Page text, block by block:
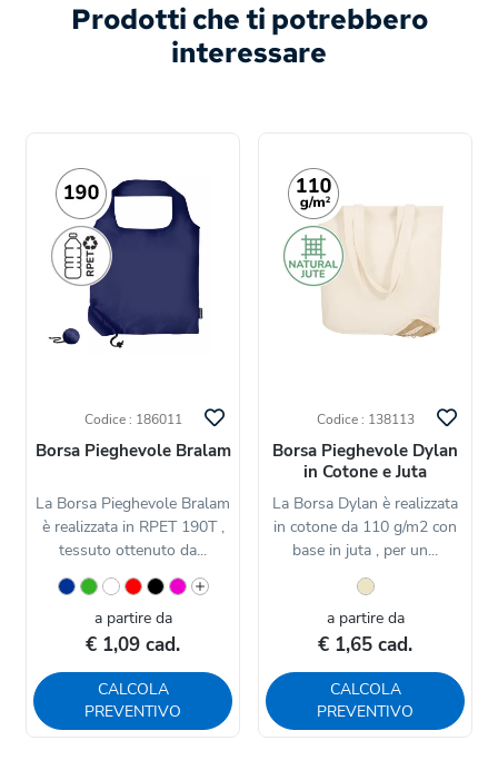
Prodotti che ti potrebbero
interessare
Codice : 186011
Borsa Pieghevole Bralam
La Borsa Pieghevole Bralam
è realizzata in RPET 190T ,
tessuto ottenuto da...
a partire da
€ 1,09 cad.
CALCOLA
PREVENTIVO
Codice : 138113
Borsa Pieghevole Dylan
in Cotone e Juta
La Borsa Dylan è realizzata
in cotone da 110 g/m2 con
base in juta , per un...
a partire da
€ 1,65 cad.
CALCOLA
PREVENTIVO